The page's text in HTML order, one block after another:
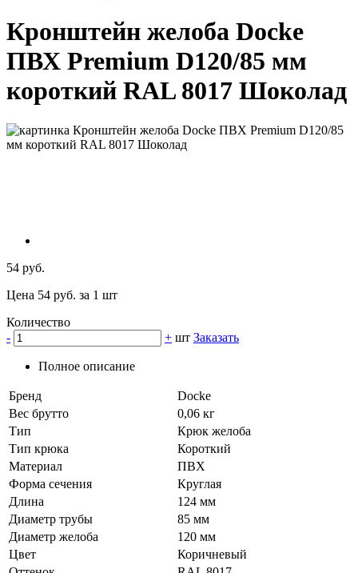
Кронштейн желоба Docke
ПВХ Premium D120/85 мм
короткий RAL 8017 Шоколад
54 руб.
Цена 54 руб. за 1 шт
Количество
-
+ шт Заказать
Полное описание
Бренд
Docke
Вес брутто
0,06 кг
Тип
Крюк желоба
Тип крюка
Короткий
Материал
ПВХ
Форма сечения
Круглая
Длина
124 мм
Диаметр трубы
85 мм
Диаметр желоба
120 мм
Цвет
Коричневый